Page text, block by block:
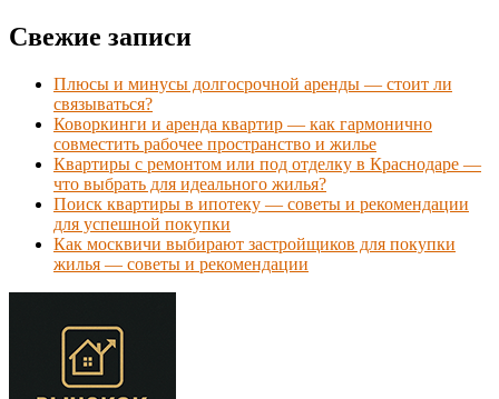
Свежие записи
Плюсы и минусы долгосрочной аренды — стоит ли
связываться?
Коворкинги и аренда квартир — как гармонично
совместить рабочее пространство и жилье
Квартиры с ремонтом или под отделку в Краснодаре —
что выбрать для идеального жилья?
Поиск квартиры в ипотеку — советы и рекомендации
для успешной покупки
Как москвичи выбирают застройщиков для покупки
жилья — советы и рекомендации